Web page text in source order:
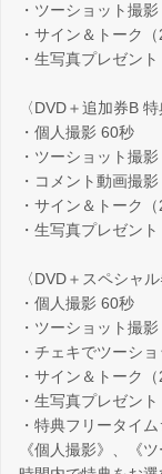
・ツーショット撮影
・サイン＆トーク（
・生写真プレゼント
〈DVD＋追加券B 特
・個人撮影 60秒
・ツーショット撮影
・コメント動画撮影
・サイン＆トーク（
・生写真プレゼント
〈DVD＋スペシャ
・個人撮影 60秒
・ツーショット撮影
・チェキでツーシ
・サイン＆トーク（
・生写真プレゼント
・特典フリータイ
《個人撮影》、《